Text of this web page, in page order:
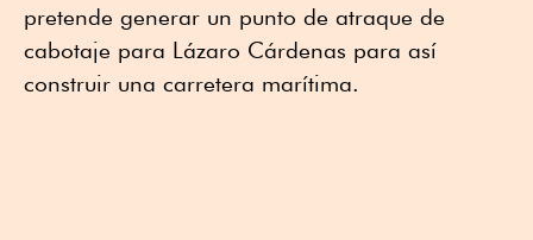
pretende generar un punto de atraque de
cabotaje para Lázaro Cárdenas para así
construir una carretera marítima.